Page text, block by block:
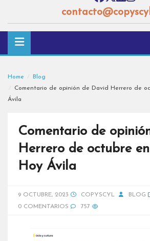
Home
Blog
Comentario de opinión de David Herrero de
Ávila
Comentario de
Herrero de octubre
Hoy Ávila
9 OCTUBRE, 2023 COPYSCYL
BLOG
0 COMENTARIOS
757